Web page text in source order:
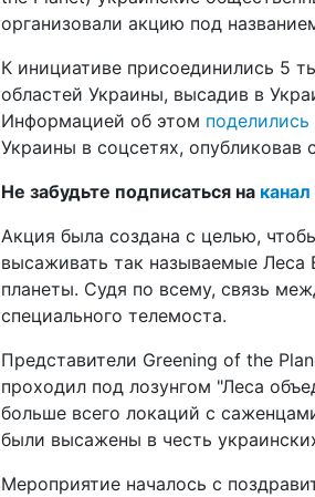
организовали акцию под
К инициативе присоединились 5
областей Украины, высадив в
Информацией об этом поделились
Украины в соцсетях,
Не забудьте подписаться на
Акция была создана с целью,
высаживать так называемые Леса
планеты. Судя по всему, связь
специального телемоста.
Представители Greening of the
проходил под лозунгом "Леса
больше всего локаций с
были высажены в честь
Мероприятие началось с